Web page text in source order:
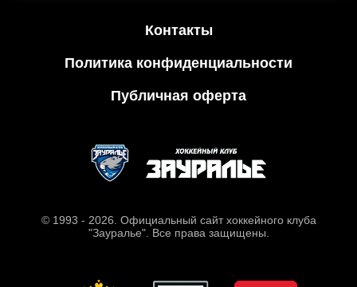
Контакты
Политика конфиденциальности
Публичная оферта
© 1993 - 2026. Официальный сайт хоккейного клуба
"Зауралье". Все права защищены.